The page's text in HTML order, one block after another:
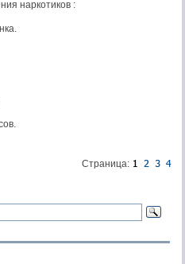
наркотиков :
Страница: